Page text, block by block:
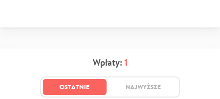
Wpłaty: 1
OSTATNIE NAJWYŻSZE